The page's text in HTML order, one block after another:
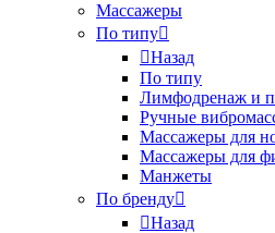
Массажеры
По типу
Назад
По типу
Лимфодренаж и
Ручные
Массажеры для
Массажеры для
Манжеты
По бренду
Назад